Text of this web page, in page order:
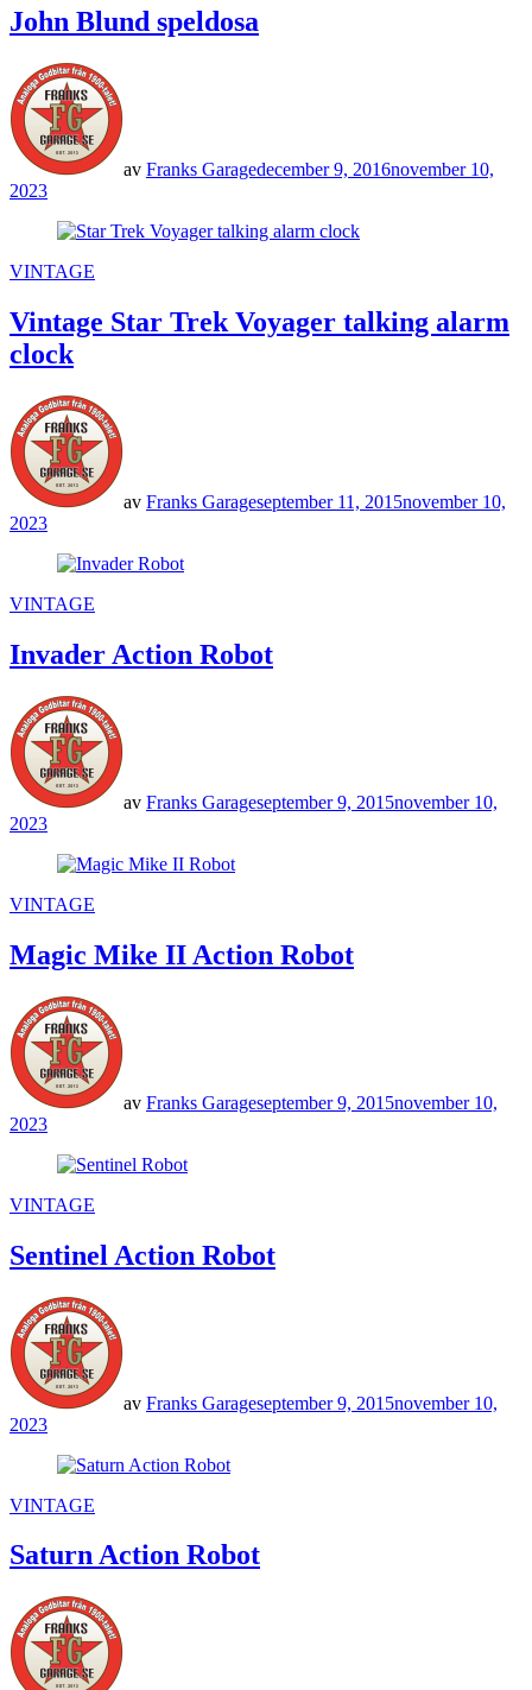
John Blund speldosa
av Franks Garagedecember 9, 2016november 10,
2023
POSTED
VINTAGE
Vintage Star Trek Voyager talking alarm
clock
av Franks Garageseptember 11, 2015november 10,
2023
POSTED
VINTAGE
Invader Action Robot
av Franks Garageseptember 9, 2015november 10,
2023
POSTED
VINTAGE
Magic Mike II Action Robot
av Franks Garageseptember 9, 2015november 10,
2023
POSTED
VINTAGE
Sentinel Action Robot
av Franks Garageseptember 9, 2015november 10,
2023
POSTED
VINTAGE
Saturn Action Robot